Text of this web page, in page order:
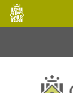
Salta al
Consell
de